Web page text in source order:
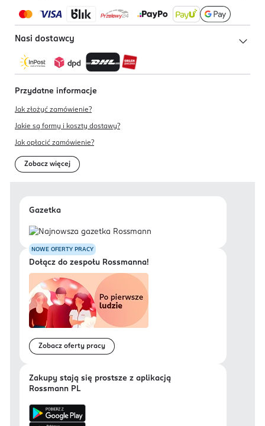
Nasi dostawcy
Przydatne informacje
Jak złożyć zamówienie?
Jakie są formy i koszty dostawy?
Jak opłacić zamówienie?
Zobacz więcej
Gazetka
NOWE OFERTY PRACY
Dołącz do zespołu Rossmanna!
Zobacz oferty pracy
Zakupy stają się prostsze z aplikacją
Rossmann PL